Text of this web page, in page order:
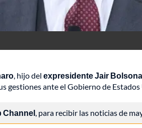
, hijo del expresidente Jair
gestiones ante el Gobierno de
Channel, para recibir las noticias de